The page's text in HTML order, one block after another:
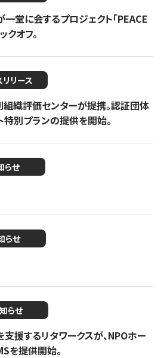
堂に会するプロジェクト「PEACE
オフ。
リリース
組織評価センターが提携。認証団体
別プランの提供を開始。
らせ
らせ
らせ
援するリタワークスが、NPOホー
を提供開始。